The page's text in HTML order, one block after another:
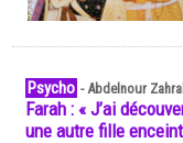
Psycho -Abdelnour
Farah : « J’ai
une autre fille